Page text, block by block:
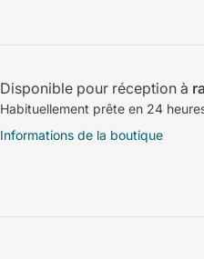
Disponible pour réception à
Habituellement prête en 24
Informations de la boutique